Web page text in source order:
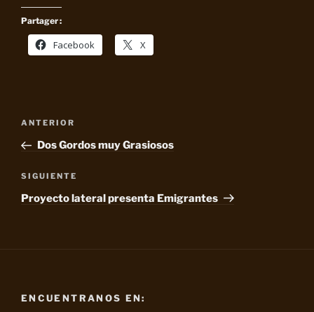
Partager :
Facebook X
Navegación
entradas
Entrada
anterior:
ANTERIOR
Dos Gordos muy Grasiosos
Siguiente
entrada
SIGUIENTE
Proyecto lateral presenta Emigrantes
ENCUENTRANOS EN: